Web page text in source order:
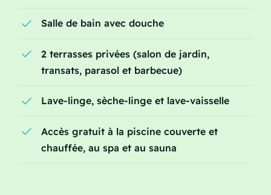
Salle de bain avec douche
2 terrasses privées (salon de jardin,
transats, parasol et barbecue)
Lave-linge, sèche-linge et lave-vaisselle
Accès gratuit à la piscine couverte et
chauffée, au spa et au sauna